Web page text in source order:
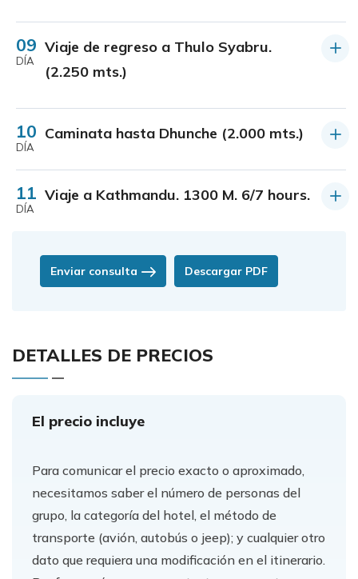
09
DÍA
Viaje de regreso a Thulo Syabru.
(2.250 mts.)
10
DÍA
Caminata hasta Dhunche (2.000 mts.)
11
DÍA
Viaje a Kathmandu. 1300 M. 6/7 hours.
Enviar consulta Descargar PDF
DETALLES DE PRECIOS
El precio incluye
Para comunicar el precio exacto o aproximado,
necesitamos saber el número de personas del
grupo, la categoría del hotel, el método de
transporte (avión, autobús o jeep); y cualquier otro
dato que requiera una modificación en el itinerario.